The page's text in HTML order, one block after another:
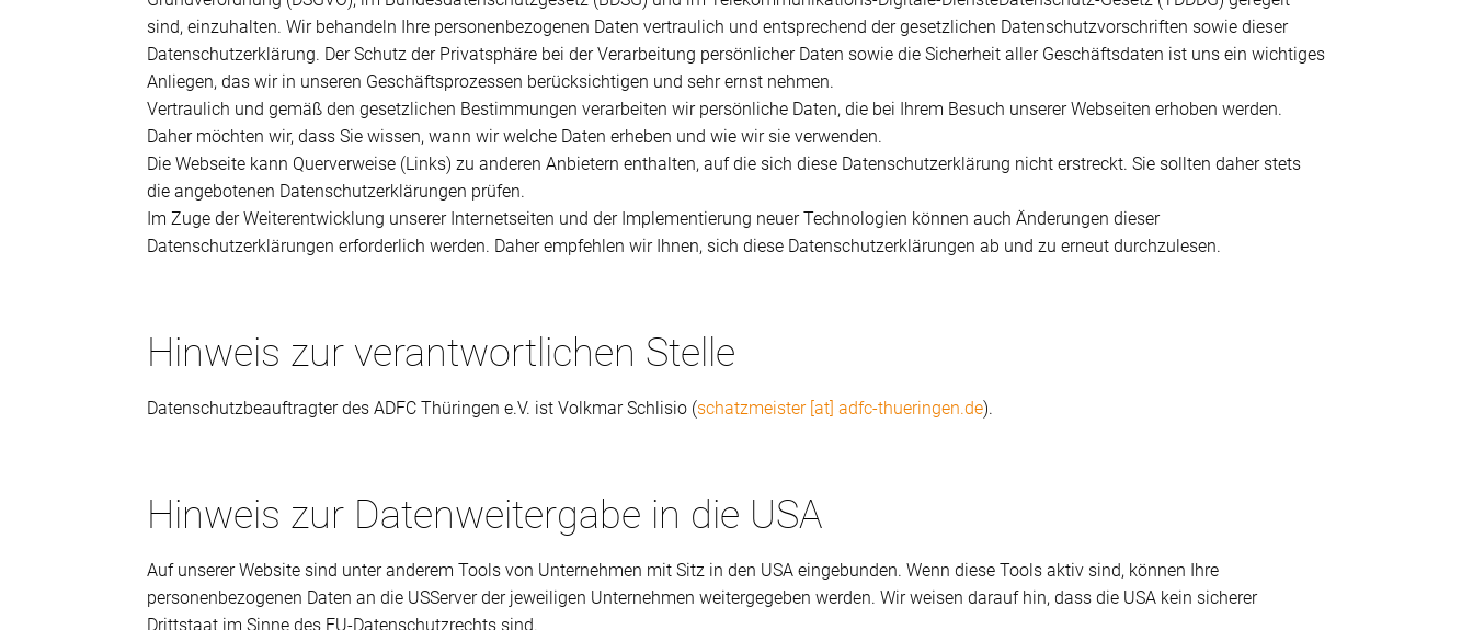
sind, einzuhalten. Wir behandeln Ihre personenbezogenen Daten vertraulich und entsprechend der gesetzlichen Datenschutzvorschriften sowie dieser
Datenschutzerklärung. Der Schutz der Privatsphäre bei der Verarbeitung persönlicher Daten sowie die Sicherheit aller Geschäftsdaten ist uns ein wichtiges
Anliegen, das wir in unseren Geschäftsprozessen berücksichtigen und sehr ernst nehmen.
Vertraulich und gemäß den gesetzlichen Bestimmungen verarbeiten wir persönliche Daten, die bei Ihrem Besuch unserer Webseiten erhoben werden.
Daher möchten wir, dass Sie wissen, wann wir welche Daten erheben und wie wir sie verwenden.
Die Webseite kann Querverweise (Links) zu anderen Anbietern enthalten, auf die sich diese Datenschutzerklärung nicht erstreckt. Sie sollten daher stets
die angebotenen Datenschutzerklärungen prüfen.
Im Zuge der Weiterentwicklung unserer Internetseiten und der Implementierung neuer Technologien können auch Änderungen dieser
Datenschutzerklärungen erforderlich werden. Daher empfehlen wir Ihnen, sich diese Datenschutzerklärungen ab und zu erneut durchzulesen.
Hinweis zur verantwortlichen Stelle
Datenschutzbeauftragter des ADFC Thüringen e.V. ist Volkmar Schlisio (schatzmeister [at] adfc-thueringen.de).
Hinweis zur Datenweitergabe in die USA
Auf unserer Website sind unter anderem Tools von Unternehmen mit Sitz in den USA eingebunden. Wenn diese Tools aktiv sind, können Ihre
personenbezogenen Daten an die USServer der jeweiligen Unternehmen weitergegeben werden. Wir weisen darauf hin, dass die USA kein sicherer
Drittstaat im Sinne des EU-Datenschutzrechts sind.